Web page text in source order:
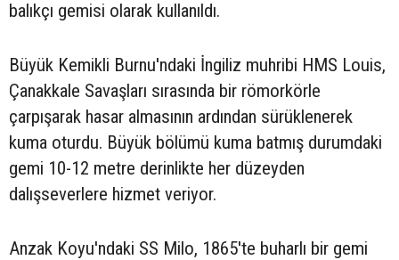
balıkçı gemisi olarak kullanıldı.
Büyük Kemikli Burnu'ndaki İngiliz muhribi HMS Louis,
Çanakkale Savaşları sırasında bir römorkörle
çarpışarak hasar almasının ardından sürüklenerek
kuma oturdu. Büyük bölümü kuma batmış durumdaki
gemi 10-12 metre derinlikte her düzeyden
dalışseverlere hizmet veriyor.
Anzak Koyu'ndaki SS Milo, 1865'te buharlı bir gemi